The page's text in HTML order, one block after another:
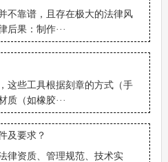
不靠谱，且存在极大的法律风
后果：制作···
这些工具根据刻章的方式（手
质（如橡胶···
及要求？
律资质、管理规范、技术实